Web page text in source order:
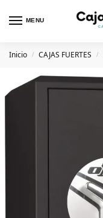
MENU
Inicio / CAJAS FUERTES /